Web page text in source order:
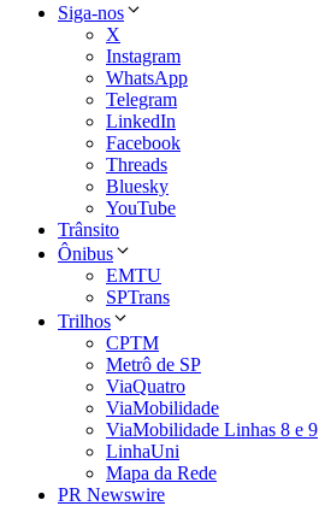
Siga-nos
X
Instagram
WhatsApp
Telegram
LinkedIn
Facebook
Threads
Bluesky
YouTube
Trânsito
Ônibus
EMTU
SPTrans
Trilhos
CPTM
Metrô de SP
ViaQuatro
ViaMobilidade
ViaMobilidade Linhas 8 e 9
LinhaUni
Mapa da Rede
PR Newswire